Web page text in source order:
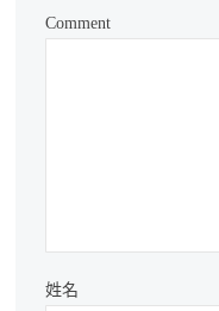
Comment
姓名